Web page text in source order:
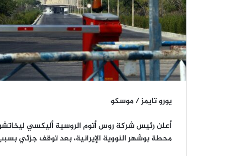
يورو تايمز / موسكو
أعلن رئيس شركة روس أتوم الروسية أليكسي
محطة بوشهر النووية الإيرانية، بعد توقف جزئي بسبب